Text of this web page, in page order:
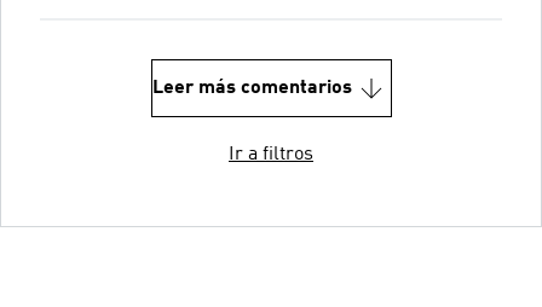
Leer más comentarios
Ir a filtros